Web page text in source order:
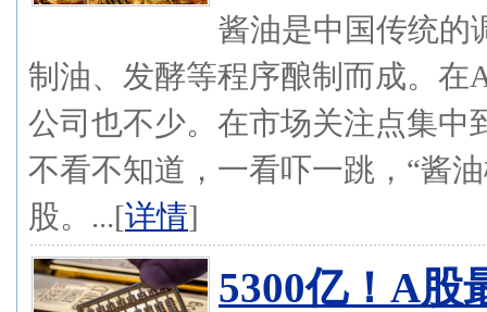
酱油是中国传统的
制油、发酵等程序酿制而成。
公司也不少。在市场关注点集中
不看不知道，一看吓一跳，“酱
股。...[详情]
5300亿！A股